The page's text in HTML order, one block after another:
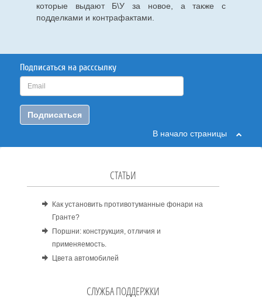
которые выдают Б\У за новое, а также с
подделками и контрафактами.
Подписаться на расссылку
Подписаться
В начало страницы
СТАТЬИ
Как установить противотуманные фонари на
Гранте?
Поршни: конструкция, отличия и
применяемость.
Цвета автомобилей
СЛУЖБА ПОДДЕРЖКИ